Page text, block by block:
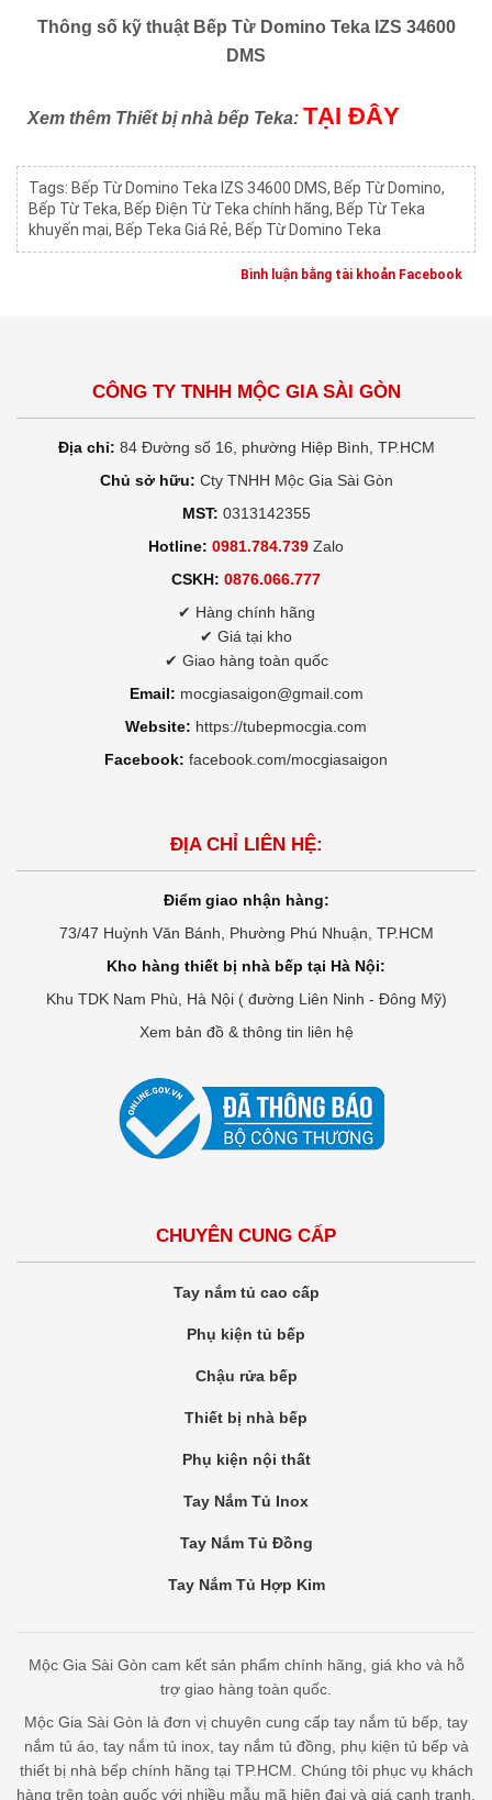
Thông số kỹ thuật Bếp Từ Domino Teka IZS 34600
DMS
Xem thêm Thiết bị nhà bếp Teka: TẠI ĐÂY
Tags: Bếp Từ Domino Teka IZS 34600 DMS, Bếp Từ Domino,
Bếp Từ Teka, Bếp Điện Từ Teka chính hãng, Bếp Từ Teka
khuyến mại, Bếp Teka Giá Rẻ, Bếp Từ Domino Teka
Bình luận bằng tài khoản Facebook
CÔNG TY TNHH MỘC GIA SÀI GÒN
Địa chỉ: 84 Đường số 16, phường Hiệp Bình, TP.HCM
Chủ sở hữu: Cty TNHH Mộc Gia Sài Gòn
MST: 0313142355
Hotline: 0981.784.739 Zalo
CSKH: 0876.066.777
✔ Hàng chính hãng
✔ Giá tại kho
✔ Giao hàng toàn quốc
Email: mocgiasaigon@gmail.com
Website: https://tubepmocgia.com
Facebook: facebook.com/mocgiasaigon
ĐỊA CHỈ LIÊN HỆ:
Điểm giao nhận hàng:
73/47 Huỳnh Văn Bánh, Phường Phú Nhuận, TP.HCM
Kho hàng thiết bị nhà bếp tại Hà Nội:
Khu TDK Nam Phù, Hà Nội ( đường Liên Ninh - Đông Mỹ)
Xem bản đồ & thông tin liên hệ
CHUYÊN CUNG CẤP
Tay nắm tủ cao cấp
Phụ kiện tủ bếp
Chậu rửa bếp
Thiết bị nhà bếp
Phụ kiện nội thất
Tay Nắm Tủ Inox
Tay Nắm Tủ Đồng
Tay Nắm Tủ Hợp Kim
Mộc Gia Sài Gòn cam kết sản phẩm chính hãng, giá kho và hỗ
trợ giao hàng toàn quốc.
Mộc Gia Sài Gòn là đơn vị chuyên cung cấp tay nắm tủ bếp, tay
nắm tủ áo, tay nắm tủ inox, tay nắm tủ đồng, phụ kiện tủ bếp và
thiết bị nhà bếp chính hãng tại TP.HCM. Chúng tôi phục vụ khách
hàng trên toàn quốc với nhiều mẫu mã hiện đại và giá cạnh tranh.